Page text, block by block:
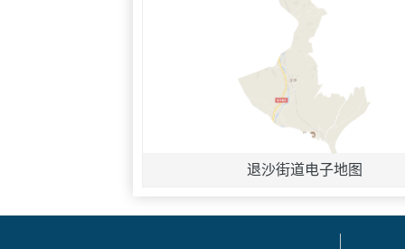
退沙街道电子地图